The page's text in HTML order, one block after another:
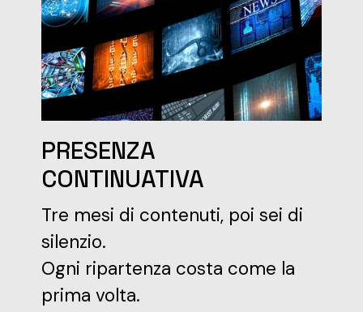
PRESENZA
CONTINUATIVA
Tre mesi di contenuti, poi sei di
silenzio.
Ogni ripartenza costa come la
prima volta.